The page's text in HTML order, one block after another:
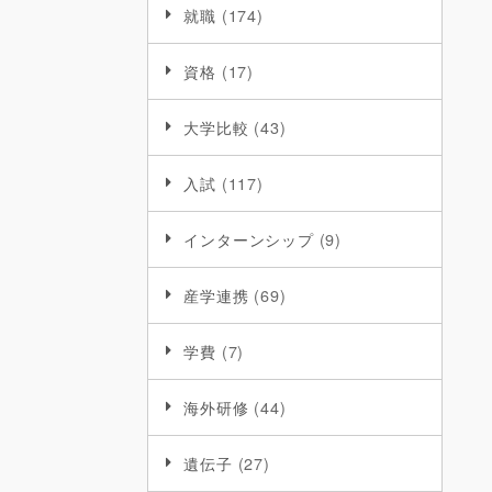
就職 (174)
資格 (17)
大学比較 (43)
入試 (117)
インターンシップ(9)
産学連携 (69)
学費 (7)
海外研修 (44)
遺伝子 (27)